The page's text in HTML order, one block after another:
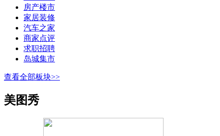
房产楼市
家居装修
汽车之家
商家点评
求职招聘
岛城集市
查看全部板块>>
美图秀